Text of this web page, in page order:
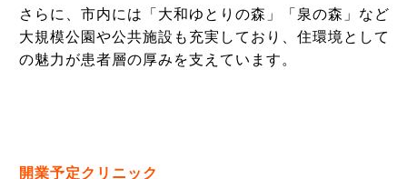
さらに、市内には「大和ゆとりの森」「泉の森」など
大規模公園や公共施設も充実しており、住環境として
の魅力が患者層の厚みを支えています。
開業予定クリニック